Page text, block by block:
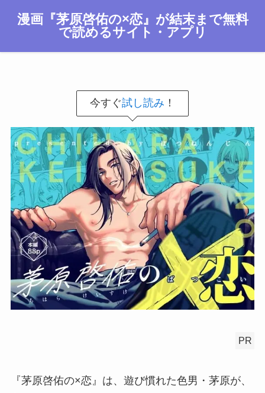
漫画『茅原啓佑の×恋』が結末まで無料
で読めるサイト・アプリ
今すぐ試し読み ！
PR
『茅原啓佑の×恋』は、遊び慣れた色男・茅原が、